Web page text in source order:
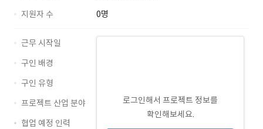
지원자 수
0명
로그인해서 프로젝트 정보를
확인해보세요.
근무 시작일
구인 배경
구인 유형
프로젝트 산업 분야
협업 예정 인력